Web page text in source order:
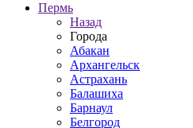
Пермь
Назад
Города
Абакан
Архангельск
Астрахань
Балашиха
Барнаул
Белгород